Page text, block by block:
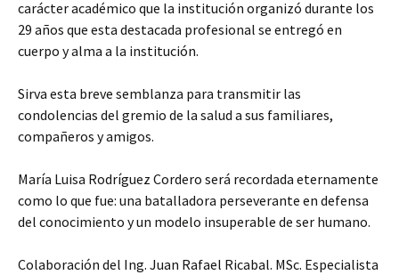
carácter académico que la institución organizó durante los
29 años que esta destacada profesional se entregó en
cuerpo y alma a la institución.
Sirva esta breve semblanza para transmitir las
condolencias del gremio de la salud a sus familiares,
compañeros y amigos.
María Luisa Rodríguez Cordero será recordada eternamente
como lo que fue: una batalladora perseverante en defensa
del conocimiento y un modelo insuperable de ser humano.
Colaboración del Ing. Juan Rafael Ricabal. MSc. Especialista